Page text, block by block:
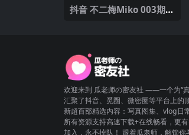
抖音 不二梅Miko 003期
欢迎来到 瓜老师の密友社 ——一个为“
汇聚了抖音、觅圈、微密圈等平台上的
新超百部精选内容：写真图集、vlog日
所有资源支持高速下载+在线畅看，更
加入，永不掉队！ 跟着瓜老师，解锁你